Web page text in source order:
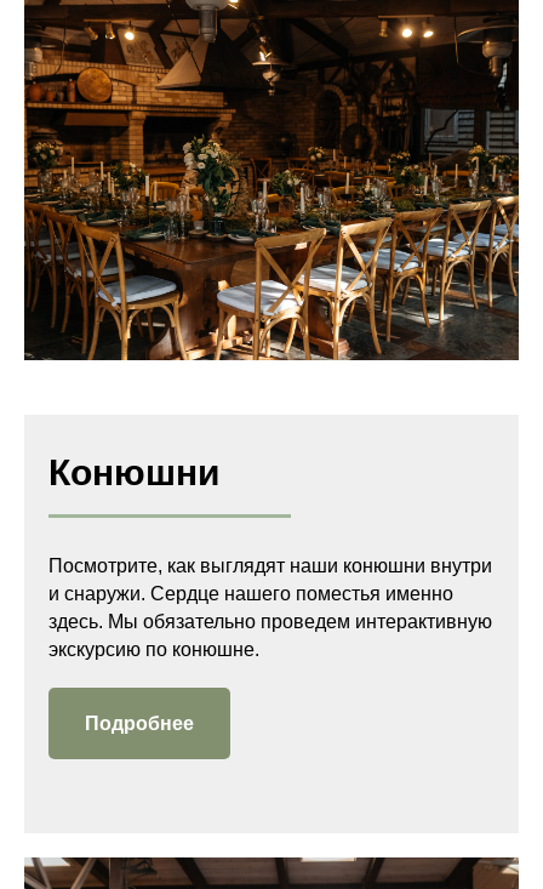
Конюшни
Посмотрите, как выглядят наши конюшни внутри
и снаружи. Сердце нашего поместья именно
здесь. Мы обязательно проведем интерактивную
экскурсию по конюшне.
Подробнее